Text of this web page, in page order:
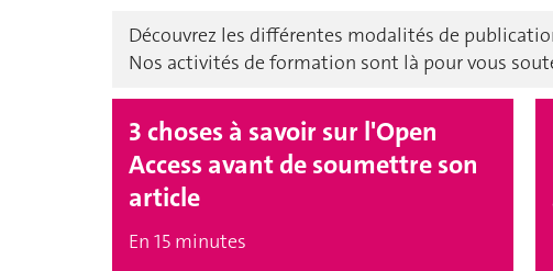
Découvrez les différentes modalités de
Nos activités de formation sont là pour vous
3 choses à savoir sur l'Open
Access avant de soumettre son
article
En 15 minutes